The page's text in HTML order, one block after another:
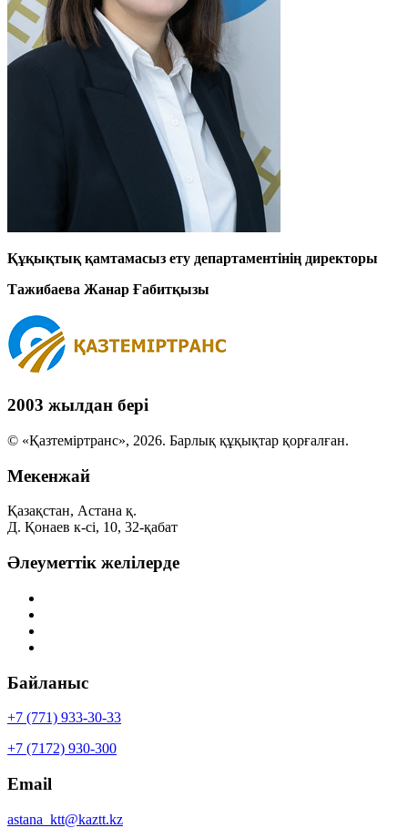
Құқықтық қамтамасыз ету департаментінің директоры
Тажибаева Жанар Ғабитқызы
2003 жылдан бері
© «Қазтеміртранс», 2026. Барлық құқықтар қорғалған.
Мекенжай
Қазақстан, Астана қ.
Д. Қонаев к-сі, 10, 32-қабат
Әлеуметтік желілерде
Байланыс
+7 (771) 933-30-33
+7 (7172) 930-300
Email
astana_ktt@kaztt.kz